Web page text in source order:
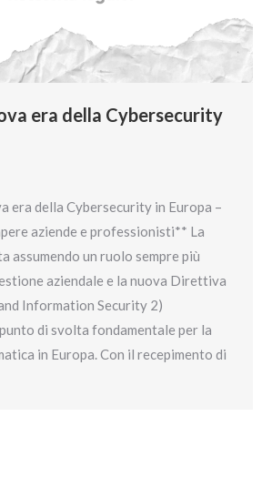
era della Cybersecurity
era della Cybersecurity in Europa –
aziende e professionisti** La
assumendo un ruolo sempre più
aziendale e la nuova Direttiva
Information Security 2)
di svolta fondamentale per la
in Europa. Con il recepimento di